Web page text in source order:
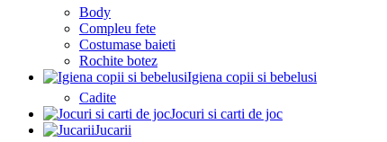
Body
Compleu fete
Costumase baieti
Rochite botez
Igiena copii si bebelusi
Cadite
Jocuri si carti de joc
Jucarii